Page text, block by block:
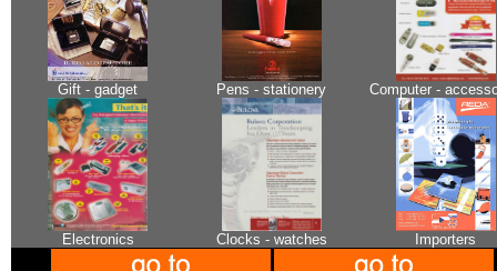
Gift - gadget Pens - stationery Computer -
Electronics Clocks - watches Importers